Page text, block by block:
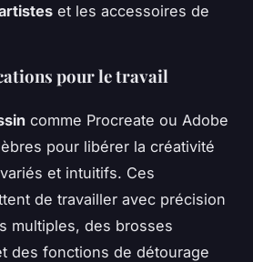
et les accessoires de
pour le travail
comme Procreate ou Adobe
pour libérer la créativité
et intuitifs. Ces
de travailler avec précision
multiples, des brosses
des fonctions de détourage